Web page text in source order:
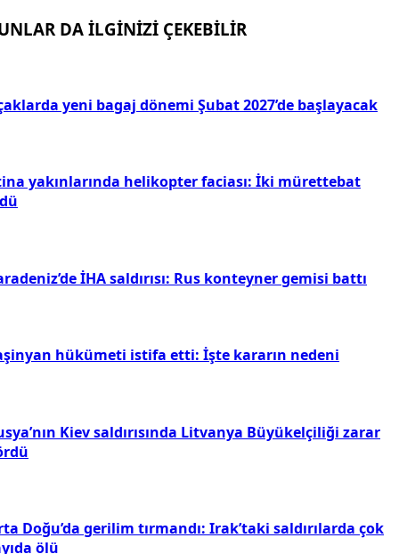
DA İLGİNİZİ ÇEKEBİLİR
yeni bagaj dönemi Şubat 2027’de başlayacak
yakınlarında helikopter faciası: İki mürettebat
İHA saldırısı: Rus konteyner gemisi battı
hükümeti istifa etti: İşte kararın nedeni
Kiev saldırısında Litvanya Büyükelçiliği zarar
Doğu’da gerilim tırmandı: Irak’taki saldırılarda çok
ölü